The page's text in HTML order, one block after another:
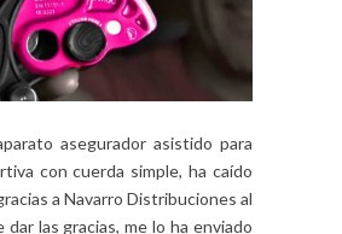
asegurador asistido para
con cuerda simple, ha caído
a Navarro Distribuciones al
las gracias, me lo ha enviado